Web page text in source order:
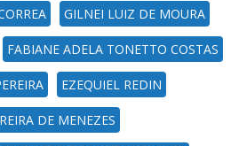
GILNEI LUIZ DE MOURA
FABIANE ADELA TONETTO COSTAS
EZEQUIEL REDIN
DE MENEZES